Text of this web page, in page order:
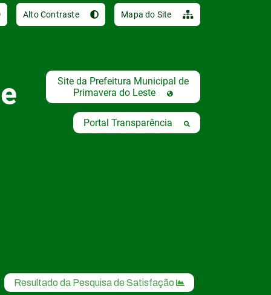
Alto Contraste Mapa do Site
Site da Prefeitura Municipal de
Primavera do Leste
Portal Transparência
Resultado da Pesquisa de Satisfação